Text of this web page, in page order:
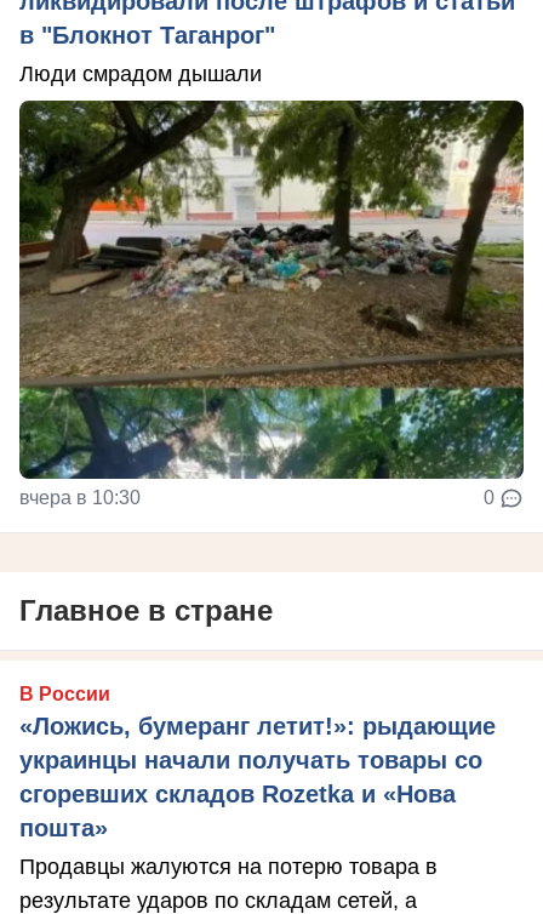
в "Блокнот Таганрог"
Люди смрадом дышали
вчера в 10:30 0
Главное в стране
В России
«Ложись, бумеранг летит!»: рыдающие
украинцы начали получать товары со
сгоревших складов Rozetka и «Нова
пошта»
Продавцы жалуются на потерю товара в
результате ударов по складам сетей, а